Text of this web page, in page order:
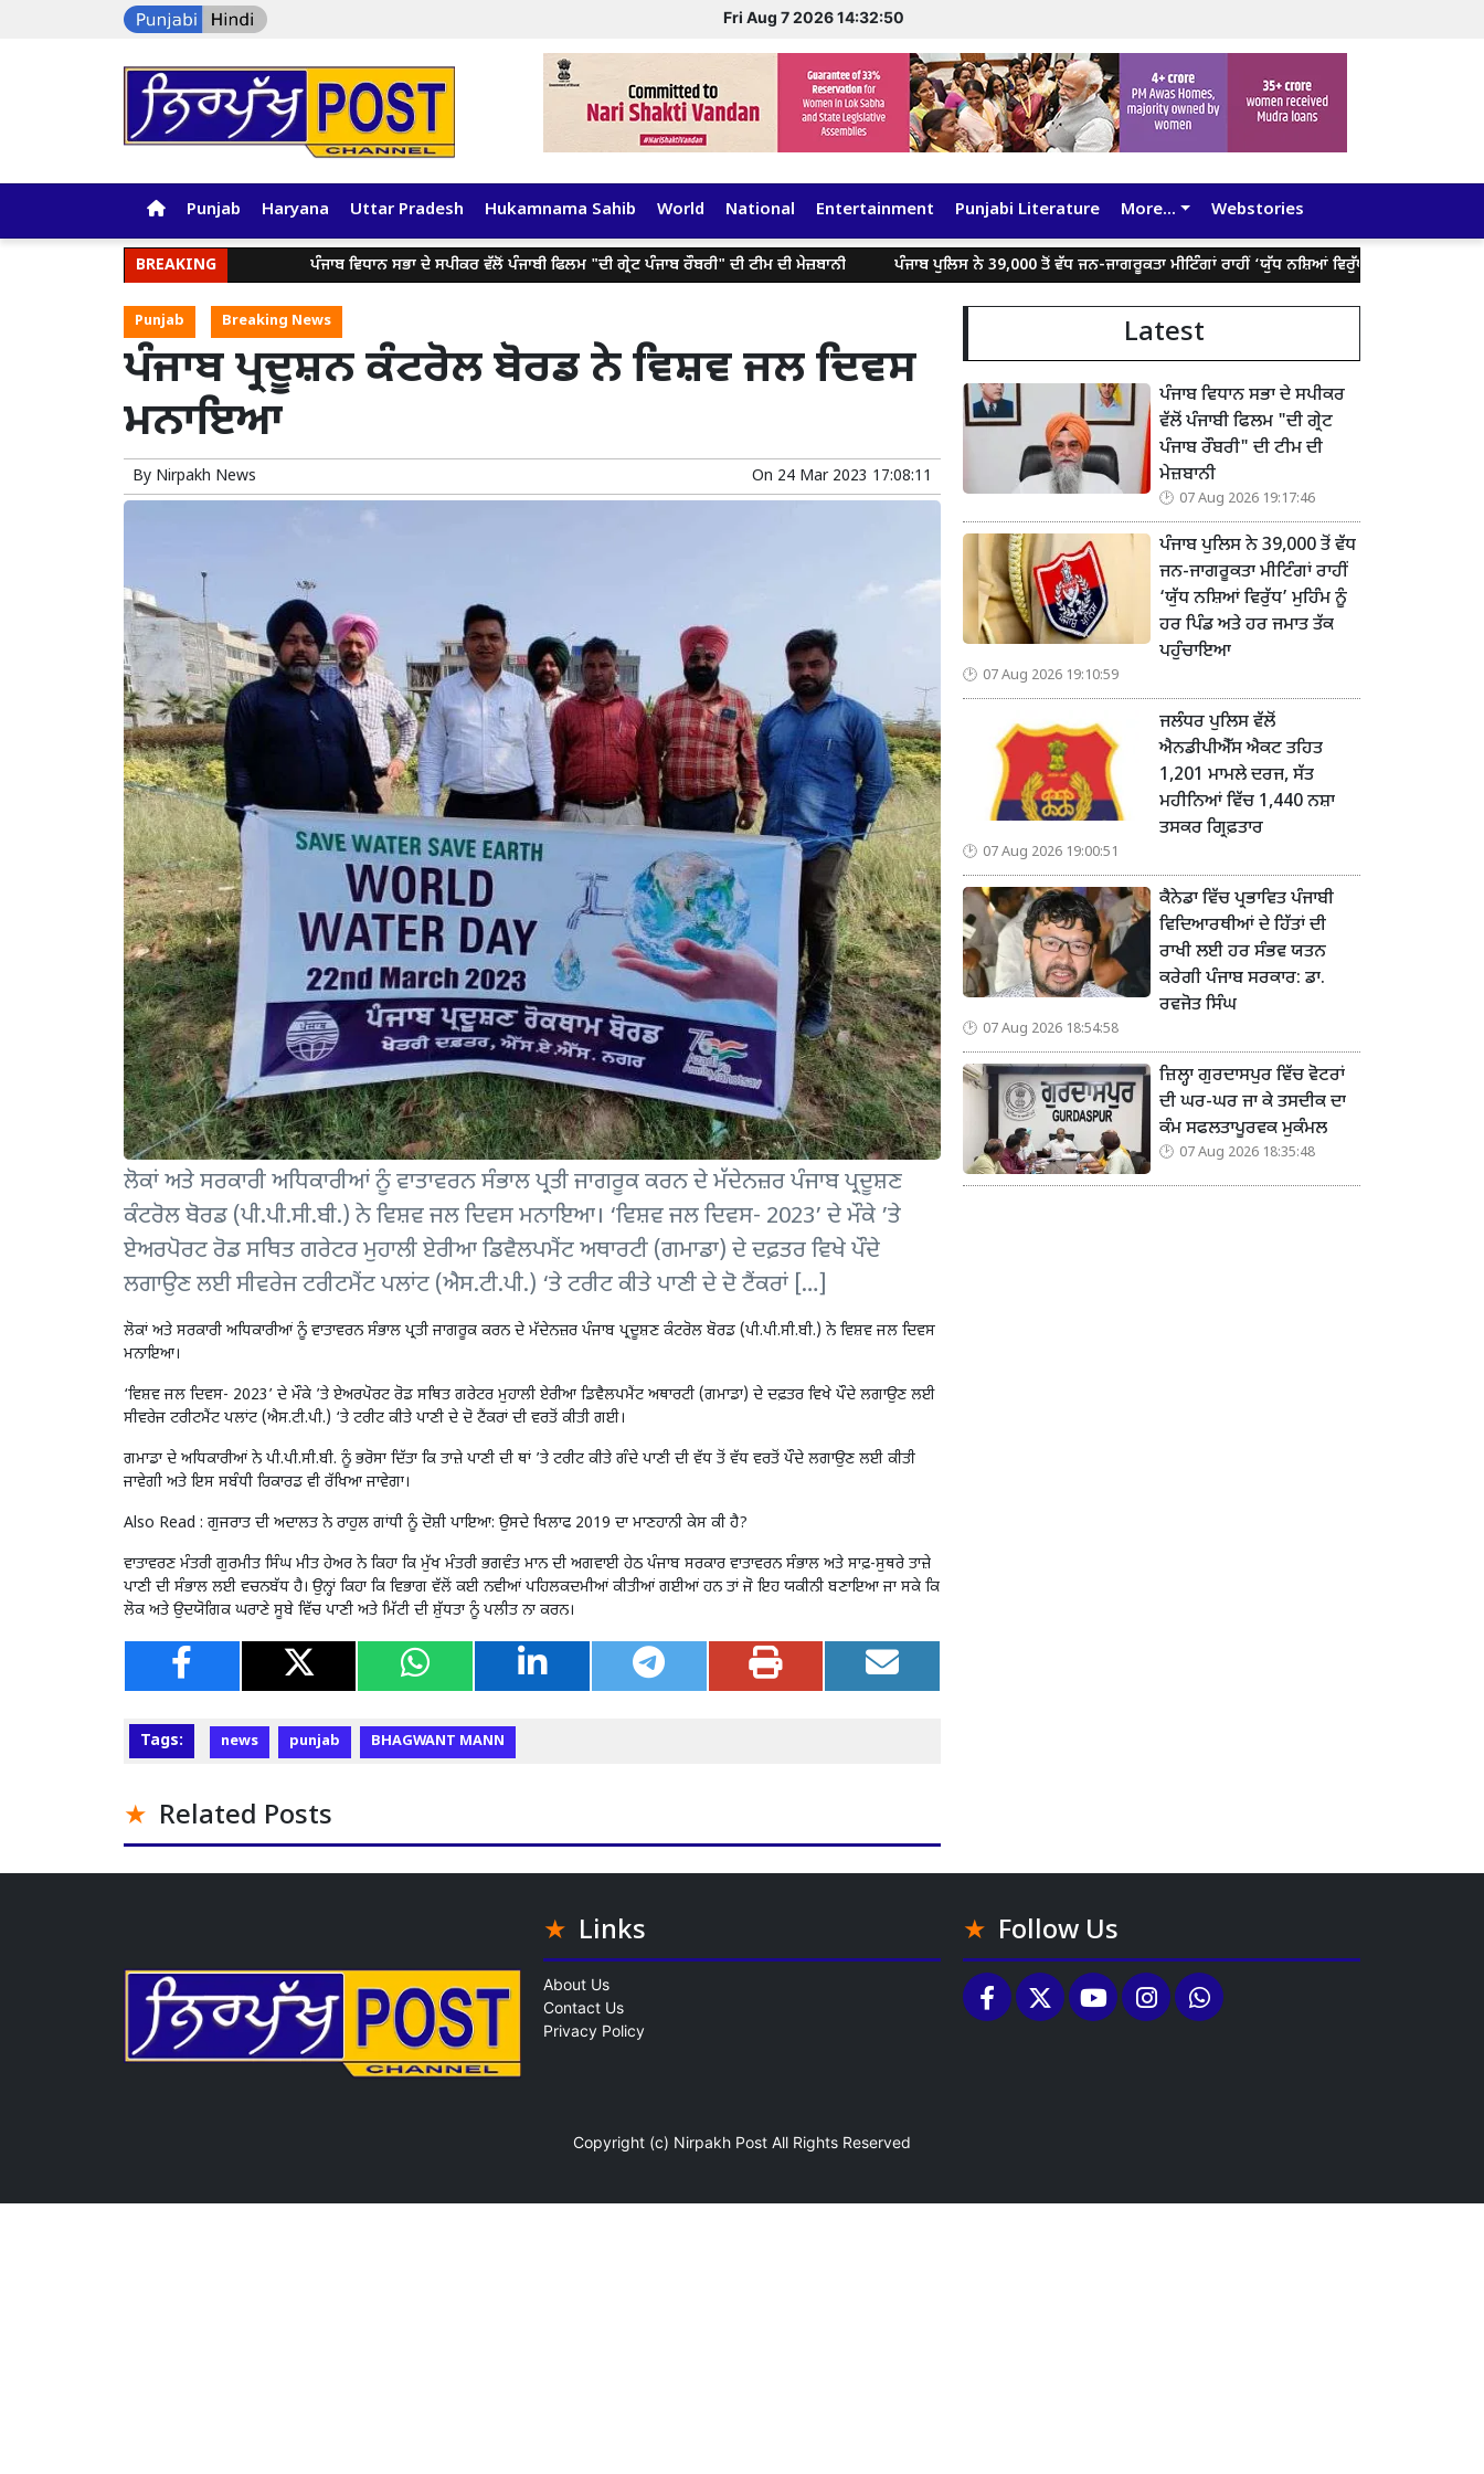
Fri Aug 7 2026 14:32:50
Punjab Haryana Uttar Pradesh Hukamnama Sahib World National Entertainment Punjabi Literature More... Webstories
BREAKING ਪੰਜਾਬ ਵਿਧਾਨ ਸਭਾ ਦੇ ਸਪੀਕਰ ਵੱਲੋਂ ਪੰਜਾਬੀ ਫਿਲਮ "ਦੀ ਗ੍ਰੇਟ ਪੰਜਾਬ ਰੌਬਰੀ" ਦੀ ਟੀਮ ਦੀ ਮੇਜ਼ਬਾਨੀ ਪੰਜਾਬ ਪੁਲਿਸ ਨੇ 39,000 ਤੋਂ ਵੱਧ ਜਨ-ਜਾਗਰੂਕਤਾ ਮੀਟਿੰਗਾਂ ਰਾਹੀਂ ‘ਯੁੱਧ ਨਸ਼ਿਆਂ ਵਿਰੁੱਧ’ ਮੁਹਿੰਮ ਨੂੰ ਹਰ ਪਿੰਡ ਅਤੇ
Punjab Breaking News
ਪੰਜਾਬ ਪ੍ਰਦੂਸ਼ਨ ਕੰਟਰੋਲ ਬੋਰਡ ਨੇ ਵਿਸ਼ਵ ਜਲ ਦਿਵਸ
ਮਨਾਇਆ
By Nirpakh News On 24 Mar 2023 17:08:11
ਲੋਕਾਂ ਅਤੇ ਸਰਕਾਰੀ ਅਧਿਕਾਰੀਆਂ ਨੂੰ ਵਾਤਾਵਰਨ ਸੰਭਾਲ ਪ੍ਰਤੀ ਜਾਗਰੂਕ ਕਰਨ ਦੇ ਮੱਦੇਨਜ਼ਰ ਪੰਜਾਬ ਪ੍ਰਦੂਸ਼ਣ
ਕੰਟਰੋਲ ਬੋਰਡ (ਪੀ.ਪੀ.ਸੀ.ਬੀ.) ਨੇ ਵਿਸ਼ਵ ਜਲ ਦਿਵਸ ਮਨਾਇਆ। ‘ਵਿਸ਼ਵ ਜਲ ਦਿਵਸ- 2023’ ਦੇ ਮੌਕੇ ’ਤੇ
ਏਅਰਪੋਰਟ ਰੋਡ ਸਥਿਤ ਗਰੇਟਰ ਮੁਹਾਲੀ ਏਰੀਆ ਡਿਵੈਲਪਮੈਂਟ ਅਥਾਰਟੀ (ਗਮਾਡਾ) ਦੇ ਦਫ਼ਤਰ ਵਿਖੇ ਪੌਦੇ
ਲਗਾਉਣ ਲਈ ਸੀਵਰੇਜ ਟਰੀਟਮੈਂਟ ਪਲਾਂਟ (ਐਸ.ਟੀ.ਪੀ.) ‘ਤੇ ਟਰੀਟ ਕੀਤੇ ਪਾਣੀ ਦੇ ਦੋ ਟੈਂਕਰਾਂ […]
ਲੋਕਾਂ ਅਤੇ ਸਰਕਾਰੀ ਅਧਿਕਾਰੀਆਂ ਨੂੰ ਵਾਤਾਵਰਨ ਸੰਭਾਲ ਪ੍ਰਤੀ ਜਾਗਰੂਕ ਕਰਨ ਦੇ ਮੱਦੇਨਜ਼ਰ ਪੰਜਾਬ ਪ੍ਰਦੂਸ਼ਣ ਕੰਟਰੋਲ ਬੋਰਡ (ਪੀ.ਪੀ.ਸੀ.ਬੀ.) ਨੇ ਵਿਸ਼ਵ ਜਲ ਦਿਵਸ
ਮਨਾਇਆ।
‘ਵਿਸ਼ਵ ਜਲ ਦਿਵਸ- 2023’ ਦੇ ਮੌਕੇ ’ਤੇ ਏਅਰਪੋਰਟ ਰੋਡ ਸਥਿਤ ਗਰੇਟਰ ਮੁਹਾਲੀ ਏਰੀਆ ਡਿਵੈਲਪਮੈਂਟ ਅਥਾਰਟੀ (ਗਮਾਡਾ) ਦੇ ਦਫ਼ਤਰ ਵਿਖੇ ਪੌਦੇ ਲਗਾਉਣ ਲਈ
ਸੀਵਰੇਜ ਟਰੀਟਮੈਂਟ ਪਲਾਂਟ (ਐਸ.ਟੀ.ਪੀ.) ‘ਤੇ ਟਰੀਟ ਕੀਤੇ ਪਾਣੀ ਦੇ ਦੋ ਟੈਂਕਰਾਂ ਦੀ ਵਰਤੋਂ ਕੀਤੀ ਗਈ।
ਗਮਾਡਾ ਦੇ ਅਧਿਕਾਰੀਆਂ ਨੇ ਪੀ.ਪੀ.ਸੀ.ਬੀ. ਨੂੰ ਭਰੋਸਾ ਦਿੱਤਾ ਕਿ ਤਾਜ਼ੇ ਪਾਣੀ ਦੀ ਥਾਂ ’ਤੇ ਟਰੀਟ ਕੀਤੇ ਗੰਦੇ ਪਾਣੀ ਦੀ ਵੱਧ ਤੋਂ ਵੱਧ ਵਰਤੋਂ ਪੌਦੇ ਲਗਾਉਣ ਲਈ ਕੀਤੀ
ਜਾਵੇਗੀ ਅਤੇ ਇਸ ਸਬੰਧੀ ਰਿਕਾਰਡ ਵੀ ਰੱਖਿਆ ਜਾਵੇਗਾ।
Also Read : ਗੁਜਰਾਤ ਦੀ ਅਦਾਲਤ ਨੇ ਰਾਹੁਲ ਗਾਂਧੀ ਨੂੰ ਦੋਸ਼ੀ ਪਾਇਆ: ਉਸਦੇ ਖਿਲਾਫ 2019 ਦਾ ਮਾਣਹਾਨੀ ਕੇਸ ਕੀ ਹੈ?
ਵਾਤਾਵਰਣ ਮੰਤਰੀ ਗੁਰਮੀਤ ਸਿੰਘ ਮੀਤ ਹੇਅਰ ਨੇ ਕਿਹਾ ਕਿ ਮੁੱਖ ਮੰਤਰੀ ਭਗਵੰਤ ਮਾਨ ਦੀ ਅਗਵਾਈ ਹੇਠ ਪੰਜਾਬ ਸਰਕਾਰ ਵਾਤਾਵਰਨ ਸੰਭਾਲ ਅਤੇ ਸਾਫ਼-ਸੁਥਰੇ ਤਾਜ਼ੇ
ਪਾਣੀ ਦੀ ਸੰਭਾਲ ਲਈ ਵਚਨਬੱਧ ਹੈ। ਉਨ੍ਹਾਂ ਕਿਹਾ ਕਿ ਵਿਭਾਗ ਵੱਲੋਂ ਕਈ ਨਵੀਆਂ ਪਹਿਲਕਦਮੀਆਂ ਕੀਤੀਆਂ ਗਈਆਂ ਹਨ ਤਾਂ ਜੋ ਇਹ ਯਕੀਨੀ ਬਣਾਇਆ ਜਾ ਸਕੇ ਕਿ
ਲੋਕ ਅਤੇ ਉਦਯੋਗਿਕ ਘਰਾਣੇ ਸੂਬੇ ਵਿੱਚ ਪਾਣੀ ਅਤੇ ਮਿੱਟੀ ਦੀ ਸ਼ੁੱਧਤਾ ਨੂੰ ਪਲੀਤ ਨਾ ਕਰਨ।
Tags: news punjab BHAGWANT MANN
Related Posts
Latest
ਪੰਜਾਬ ਵਿਧਾਨ ਸਭਾ ਦੇ ਸਪੀਕਰ
ਵੱਲੋਂ ਪੰਜਾਬੀ ਫਿਲਮ "ਦੀ ਗ੍ਰੇਟ
ਪੰਜਾਬ ਰੌਬਰੀ" ਦੀ ਟੀਮ ਦੀ
ਮੇਜ਼ਬਾਨੀ
07 Aug 2026 19:17:46
ਪੰਜਾਬ ਪੁਲਿਸ ਨੇ 39,000 ਤੋਂ ਵੱਧ
ਜਨ-ਜਾਗਰੂਕਤਾ ਮੀਟਿੰਗਾਂ ਰਾਹੀਂ
‘ਯੁੱਧ ਨਸ਼ਿਆਂ ਵਿਰੁੱਧ’ ਮੁਹਿੰਮ ਨੂੰ
ਹਰ ਪਿੰਡ ਅਤੇ ਹਰ ਜਮਾਤ ਤੱਕ
ਪਹੁੰਚਾਇਆ
07 Aug 2026 19:10:59
ਜਲੰਧਰ ਪੁਲਿਸ ਵੱਲੋਂ
ਐਨਡੀਪੀਐੱਸ ਐਕਟ ਤਹਿਤ
1,201 ਮਾਮਲੇ ਦਰਜ, ਸੱਤ
ਮਹੀਨਿਆਂ ਵਿੱਚ 1,440 ਨਸ਼ਾ
ਤਸਕਰ ਗ੍ਰਿਫ਼ਤਾਰ
07 Aug 2026 19:00:51
ਕੈਨੇਡਾ ਵਿੱਚ ਪ੍ਰਭਾਵਿਤ ਪੰਜਾਬੀ
ਵਿਦਿਆਰਥੀਆਂ ਦੇ ਹਿੱਤਾਂ ਦੀ
ਰਾਖੀ ਲਈ ਹਰ ਸੰਭਵ ਯਤਨ
ਕਰੇਗੀ ਪੰਜਾਬ ਸਰਕਾਰ: ਡਾ.
ਰਵਜੋਤ ਸਿੰਘ
07 Aug 2026 18:54:58
ਜ਼ਿਲ੍ਹਾ ਗੁਰਦਾਸਪੁਰ ਵਿੱਚ ਵੋਟਰਾਂ
ਦੀ ਘਰ-ਘਰ ਜਾ ਕੇ ਤਸਦੀਕ ਦਾ
ਕੰਮ ਸਫਲਤਾਪੂਰਵਕ ਮੁਕੰਮਲ
07 Aug 2026 18:35:48
Links
About Us
Contact Us
Privacy Policy
Follow Us
Copyright (c) Nirpakh Post All Rights Reserved